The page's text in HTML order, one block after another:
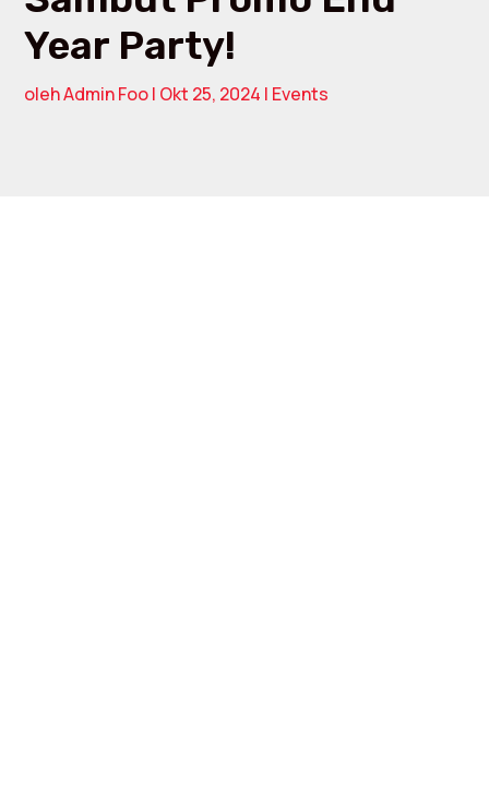
Year Party!
olehAdmin Foo| Okt 25, 2024 | Events